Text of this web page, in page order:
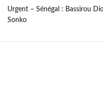
Urgent – Sénégal : Bassirou
Sonko